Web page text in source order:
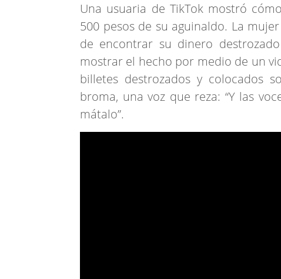
Una usuaria de TikTok mostró
500 pesos de su aguinaldo. La
de encontrar su dinero
mostrar el hecho por medio de un
billetes destrozados y colocados
broma, una voz que reza: “Y las
mátalo”.